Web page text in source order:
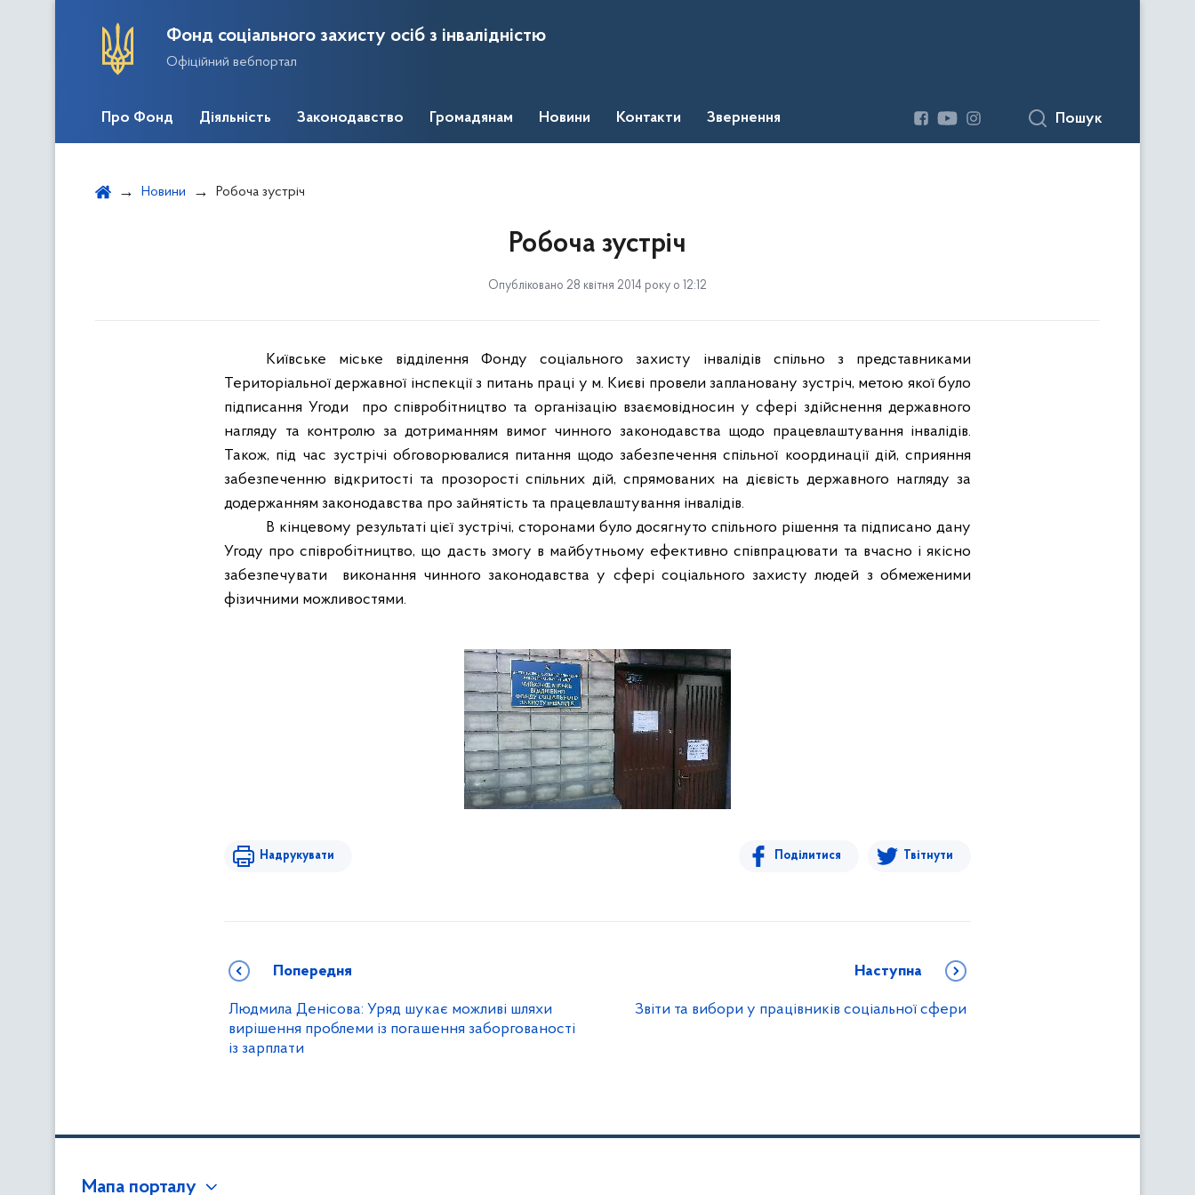
Фонд соціального захисту осіб з інвалідністю
Офіційний вебпортал
Про Фонд Діяльність Законодавство Громадянам Новини Контакти Звернення Пошук
Новини Робоча зустріч
Робоча зустріч
Опубліковано 28 квітня 2014 року о 12:12
Київське міське відділення Фонду соціального захисту інвалідів спільно з представниками
Територіальної державної інспекції з питань праці у м. Києві провели заплановану зустріч, метою якої було
підписання Угоди
про співробітництво та організацію взаємовідносин у сфері здійснення державного
нагляду та контролю за дотриманням вимог чинного законодавства щодо працевлаштування інвалідів.
Також, під час зустрічі обговорювалися питання щодо забезпечення спільної координації дій, сприяння
забезпеченню відкритості та прозорості спільних дій, спрямованих на дієвість державного нагляду за
додержанням законодавства про зайнятість та працевлаштування інвалідів.
В кінцевому результаті цієї зустрічі, сторонами було досягнуто спільного рішення та підписано дану
Угоду про співробітництво, що дасть змогу в майбутньому ефективно співпрацювати та вчасно і якісно
забезпечувати
виконання чинного законодавства у сфері соціального захисту людей з обмеженими
фізичними можливостями.
Надрукувати Поділитися Твітнути
Попередня
Людмила Денісова: Уряд шукає можливі шляхи
вирішення проблеми із погашення заборгованості
із зарплати
Наступна
Звіти та вибори у працівників соціальної сфери
Мапа порталу